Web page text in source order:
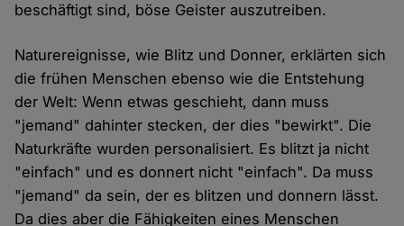
beschäftigt sind, böse Geister auszutreiben.
Naturereignisse, wie Blitz und Donner, erklärten sich
die frühen Menschen ebenso wie die Entstehung
der Welt: Wenn etwas geschieht, dann muss
"jemand" dahinter stecken, der dies "bewirkt". Die
Naturkräfte wurden personalisiert. Es blitzt ja nicht
"einfach" und es donnert nicht "einfach". Da muss
"jemand" da sein, der es blitzen und donnern lässt.
Da dies aber die Fähigkeiten eines Menschen